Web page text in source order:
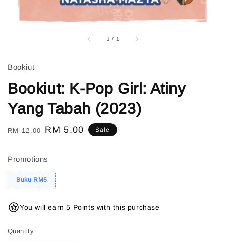
1 / 1
Bookiut
Bookiut: K-Pop Girl: Atiny
Yang Tabah (2023)
Regular
RM 12.00 Sale
RM 5.00 Sale
Promotions
Buku RM5
You will earn 5 Points with this purchase
Quantity